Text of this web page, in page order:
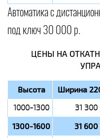
Автоматика с
под ключ 30 000 р.
ЦЕНЫ НА
Высота Ширина
1000-1300 31 300
1300-1600 31